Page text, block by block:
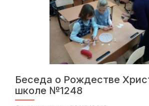
Беседа о Рождестве
школе №1248